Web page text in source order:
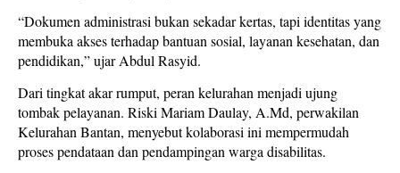
“Dokumen administrasi bukan sekadar kertas, tapi identitas yang
membuka akses terhadap bantuan sosial, layanan kesehatan, dan
pendidikan,” ujar Abdul Rasyid.
Dari tingkat akar rumput, peran kelurahan menjadi ujung
tombak pelayanan. Riski Mariam Daulay, A.Md, perwakilan
Kelurahan Bantan, menyebut kolaborasi ini mempermudah
proses pendataan dan pendampingan warga disabilitas.